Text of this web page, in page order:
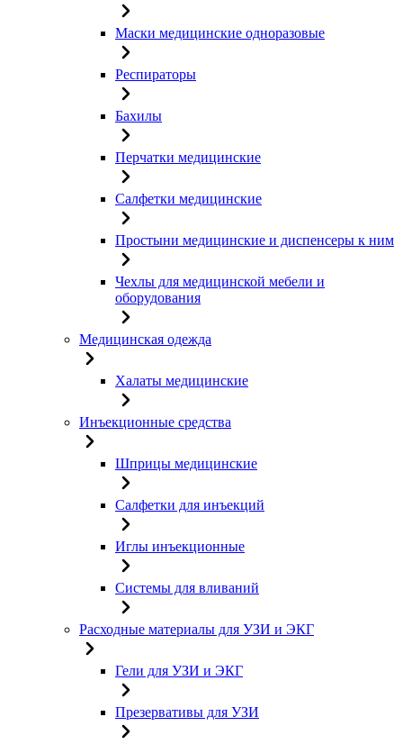
Маски медицинские одноразовые
Респираторы
Бахилы
Перчатки медицинские
Салфетки медицинские
Простыни медицинские и диспенсеры к ним
Чехлы для медицинской мебели и
оборудования
Медицинская одежда
Халаты медицинские
Инъекционные средства
Шприцы медицинские
Салфетки для инъекций
Иглы инъекционные
Системы для вливаний
Расходные материалы для УЗИ и ЭКГ
Гели для УЗИ и ЭКГ
Презервативы для УЗИ